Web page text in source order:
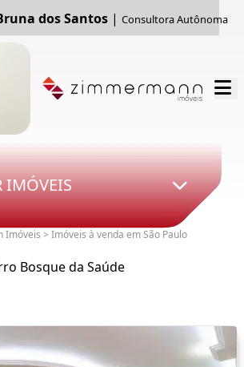
dos Santos | Consultora Autônoma
IMÓVEIS
Imóveis > Imóveis à venda em São Paulo
Bosque da Saúde